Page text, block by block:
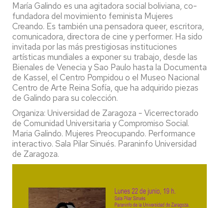
María Galindo es una agitadora social boliviana, co-
fundadora del movimiento feminista Mujeres
Creando. Es también una pensadora queer, escritora,
comunicadora, directora de cine y performer. Ha sido
invitada por las más prestigiosas instituciones
artísticas mundiales a exponer su trabajo, desde las
Bienales de Venecia y Sao Paulo hasta la Documenta
de Kassel, el Centro Pompidou o el Museo Nacional
Centro de Arte Reina Sofía, que ha adquirido piezas
de Galindo para su colección.
Organiza: Universidad de Zaragoza - Vicerrectorado
de Comunidad Universitaria y Compromiso Social.
Maria Galindo. Mujeres Preocupando. Performance
interactivo. Sala Pilar Sinués. Paraninfo Universidad
de Zaragoza.